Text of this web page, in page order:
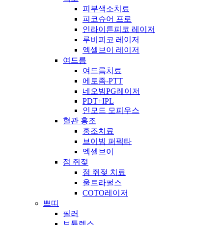
피부색소치료
피코슈어 프로
인라이튼피코 레이저
루비피코 레이저
엑셀브이 레이저
여드름
여드름치료
에토좀-PTT
네오빔PG레이저
PDT+IPL
인모드 모피우스
혈관 홍조
홍조치료
브이빔 퍼펙타
엑셀브이
점 쥐젖
점 쥐젖 치료
울트라펄스
COTO레이저
쁘띠
필러